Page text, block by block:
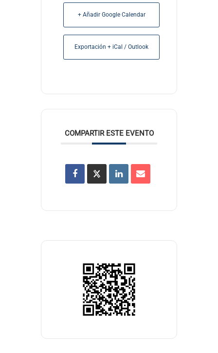
+ Añadir Google Calendar
Exportación + iCal / Outlook
COMPARTIR ESTE EVENTO